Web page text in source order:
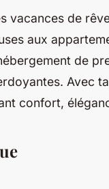
vacances de
aux
de
Avec
confort,